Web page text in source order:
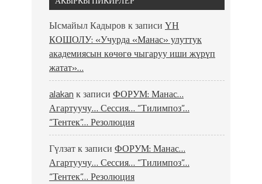
Ысмайыл Кадыров к записи ҮН
КОШОЛУ: «Учурда «Манас» улуттук
академиясын көчөгө чыгаруу иши жүрүп
жатат»…
alakan к записи ФОРУМ: Манас…
Агартуучу… Сессия… “Тилимпоз”…
“Тентек”… Резолюция
Гүлзатк записи ФОРУМ: Манас…
Агартуучу… Сессия… “Тилимпоз”…
“Тентек”… Резолюция